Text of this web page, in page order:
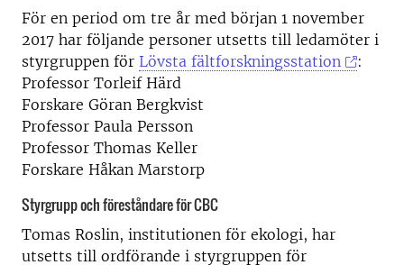
För en period om tre år med början 1 november
2017 har följande personer utsetts till ledamöter i
styrgruppen för Lövsta fältforskningsstation
:
Professor Torleif Härd
Forskare Göran Bergkvist
Professor Paula Persson
Professor Thomas Keller
Forskare Håkan Marstorp
Styrgrupp och föreståndare för CBC
Tomas Roslin, institutionen för ekologi, har
utsetts till ordförande i styrgruppen för